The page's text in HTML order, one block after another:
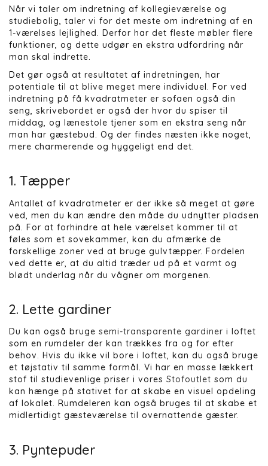
Når vi taler om indretning af kollegieværelse og
studiebolig, taler vi for det meste om indretning af en
1-værelses lejlighed. Derfor har det fleste møbler flere
funktioner, og dette udgør en ekstra udfordring når
man skal indrette.
Det gør også at resultatet af indretningen, har
potentiale til at blive meget mere individuel. For ved
indretning på få kvadratmeter er sofaen også din
seng, skrivebordet er også der hvor du spiser til
middag, og lænestole tjener som en ekstra seng når
man har gæstebud. Og der findes næsten ikke noget,
mere charmerende og hyggeligt end det.
1. Tæpper
Antallet af kvadratmeter er der ikke så meget at gøre
ved, men du kan ændre den måde du udnytter pladsen
på. For at forhindre at hele værelset kommer til at
føles som et sovekammer, kan du afmærke de
forskellige zoner ved at bruge gulvtæpper. Fordelen
ved dette er, at du altid træder ud på et varmt og
blødt underlag når du vågner om morgenen.
2. Lette gardiner
Du kan også bruge semi-transparente gardiner i loftet
som en rumdeler der kan trækkes fra og for efter
behov. Hvis du ikke vil bore i loftet, kan du også bruge
et tøjstativ til samme formål. Vi har en masse lækkert
stof til studievenlige priser i vores Stofoutlet som du
kan hænge på stativet for at skabe en visuel opdeling
af lokalet. Rumdeleren kan også bruges til at skabe et
midlertidigt gæsteværelse til overnattende gæster.
3. Pyntepuder